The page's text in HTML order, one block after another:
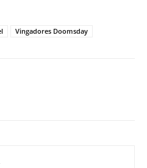
Vingadores Doomsday